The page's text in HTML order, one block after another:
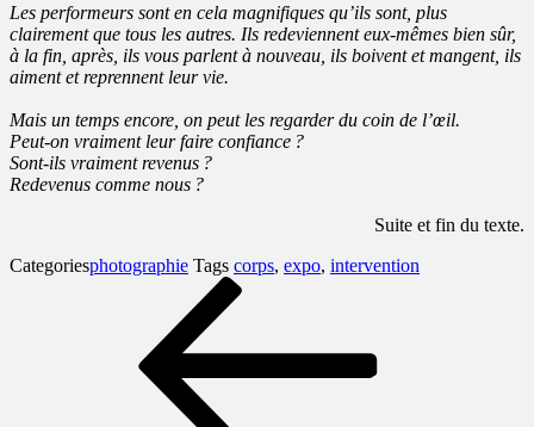
Les performeurs sont en cela magnifiques qu’ils sont, plus
clairement que tous les autres. Ils redeviennent eux-mêmes bien sûr,
à la fin, après, ils vous parlent à nouveau, ils boivent et mangent, ils
aiment et reprennent leur vie.
Mais un temps encore, on peut les regarder du coin de l’œil.
Peut-on vraiment leur faire confiance ?
Sont-ils vraiment revenus ?
Redevenus comme nous ?
Suite et fin du texte.
Categoriesphotographie Tags corps, expo, intervention